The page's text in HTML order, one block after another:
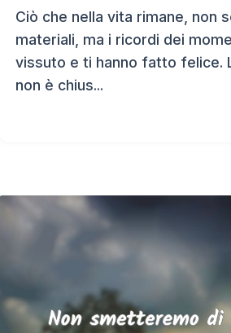
Ciò che nella vita rimane, non
materiali, ma i ricordi dei
vissuto e ti hanno fatto felice.
non è chius...